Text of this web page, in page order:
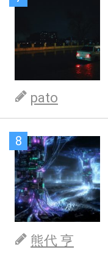
pato
8
熊代 亨